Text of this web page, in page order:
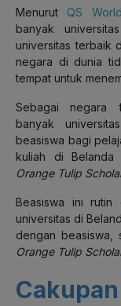
Menurut QS
banyak
universitas terbaik
negara di dunia
tempat untuk
Sebagai negara
banyak
beasiswa bagi
kuliah di Belanda
Orange Tulip
Beasiswa ini rutin
universitas di
dengan beasiswa,
Orange Tulip